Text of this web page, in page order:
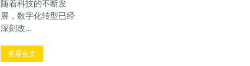
随着科技的不断发
展，数字化转型已经
深刻改…
查看全文